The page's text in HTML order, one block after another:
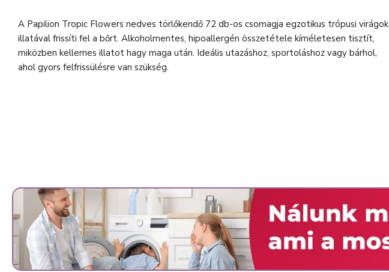
A Papilion Tropic Flowers nedves törlőkendő 72 db-os csomagja egzotikus trópusi virágok
illatával frissíti fel a bőrt. Alkoholmentes, hipoallergén összetétele kíméletesen tisztít,
miközben kellemes illatot hagy maga után. Ideális utazáshoz, sportoláshoz vagy bárhol,
ahol gyors felfrissülésre van szükség.